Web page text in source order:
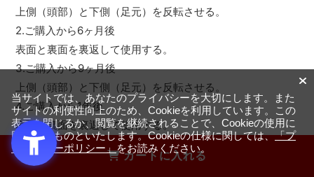
カートに入れる
上側（頭部）と下側（足元）を反転させる。
2.ご購入から6ヶ月後
表面と裏面を裏返して使用する。
3.ご購入から9ヶ月後
上側（頭部）と下側（足元）を反転させる。
4.ご購入から1年後
表面と裏面を裏返して使用する。
当サイトでは、あなたのプライバシーを大切にします。また
サイトの利便性向上のため、Cookieを利用しています。この
表示を閉じるか、閲覧を継続されることで、Cookieの使用に
同意するものといたします。Cookieの仕様に関しては、「プ
ライバシーポリシー」をお読みください。